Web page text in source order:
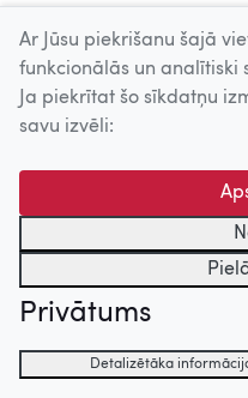
Ar Jūsu piekrišanu šajā
funkcionālās un analītiski
Ja piekrītat šo sīkdatņu
savu izvēli:
Privātums
Detalizētāka